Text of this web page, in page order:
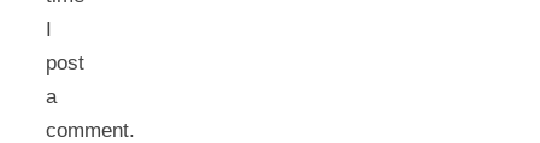
I
post
a
comment.